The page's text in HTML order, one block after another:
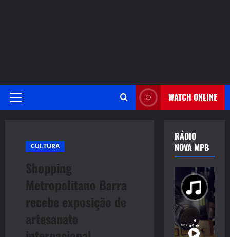
Primary
WATCH ONLINE
CULTURA
Shopping
Metropolitano Barra
recebe exposição de
artesanato
RÁDIO
NOVA MPB